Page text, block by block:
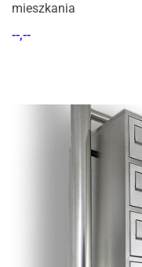
mieszkania
--,--